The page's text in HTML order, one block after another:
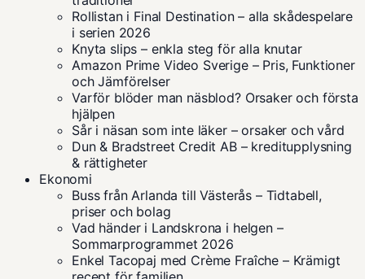
Rollistan i Final Destination – alla skådespelare
i serien 2026
Knyta slips – enkla steg för alla knutar
Amazon Prime Video Sverige – Pris, Funktioner
och Jämförelser
Varför blöder man näsblod? Orsaker och första
hjälpen
Sår i näsan som inte läker – orsaker och vård
Dun & Bradstreet Credit AB – kreditupplysning
& rättigheter
Ekonomi
Buss från Arlanda till Västerås – Tidtabell,
priser och bolag
Vad händer i Landskrona i helgen –
Sommarprogrammet 2026
Enkel Tacopaj med Crème Fraîche – Krämigt